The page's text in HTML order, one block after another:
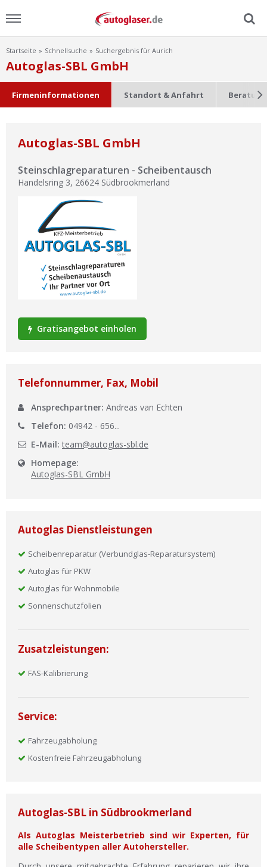
Menu
Home
Ratgeber
Scheibensuche
Lexikon
Ist Ihre Werkstatt schon dabei?
Kostenlos eintragen
Werkstatt Login
Startseite Schnellsuche Suchergebnis für Aurich
Autoglas-SBL GmbH
Firmeninformationen Standort & Anfahrt
Autoglas-SBL GmbH
Steinschlagreparaturen - Scheibentausch
Handelsring 3, 26624 Südbrookmerland
Gratisangebot einholen
Telefonnummer, Fax, Mobil
Ansprechpartner: Andreas van Echten
Telefon: 04942 - 656...
E-Mail: team@autoglas-sbl.de
Homepage:
Autoglas-SBL GmbH
Autoglas Dienstleistungen
Scheibenreparatur (Verbundglas-Reparatursystem)
Autoglas für PKW
Autoglas für Wohnmobile
Sonnenschutzfolien
Zusatzleistungen:
FAS-Kalibrierung
Service:
Fahrzeugabholung
Kostenfreie Fahrzeugabholung
Autoglas-SBL in Südbrookmerland
Als Autoglas Meisterbetrieb sind wir Experten, für
alle Scheibentypen aller Autohersteller.